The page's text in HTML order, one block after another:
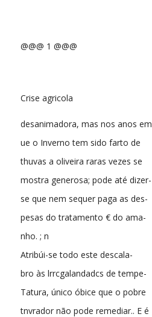
@@@ 1 @@@
Crise agricola
desanimadora, mas nos anos em
ue o Inverno tem sido farto de
thuvas a oliveira raras vezes se
mostra generosa; pode até dizer-
se que nem sequer paga as des-
pesas do tratamento € do ama-
nho. ; n
Atribúi-se todo este descala-
bro às lrrcgalandadcs de tempe-
Tatura, único óbice que o pobre
tnvrador não pode remediar.. E é